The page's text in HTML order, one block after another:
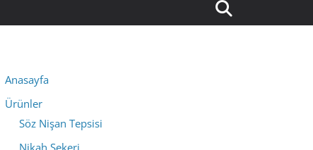
Anasayfa
Ürünler
Söz Nişan Tepsisi
Nikah Şekeri